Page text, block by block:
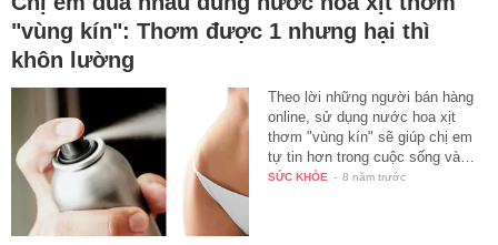
"vùng kín": Thơm được 1 nhưng hại thì
khôn lường
Theo lời những người bán hàng
online, sử dụng nước hoa xịt
thơm "vùng kín" sẽ giúp chị em
tự tin hơn trong cuộc sống và…
SỨC KHỎE - 8 năm trước